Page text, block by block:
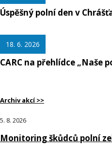
Úspěšný polní den v
18. 6. 2026
CARC na přehlídce „Naše
Archiv akcí >>
5. 8. 2026
Monitoring škůdců polní